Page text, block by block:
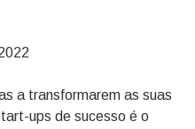
a transformarem as suas
ups de sucesso é o